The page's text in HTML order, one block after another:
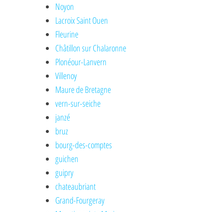
Noyon
Lacroix Saint Ouen
Fleurine
Châtillon sur Chalaronne
Plonéour-Lanvern
Villenoy
Maure de Bretagne
vern-sur-seiche
janzé
bruz
bourg-des-comptes
guichen
guipry
chateaubriant
Grand-Fourgeray